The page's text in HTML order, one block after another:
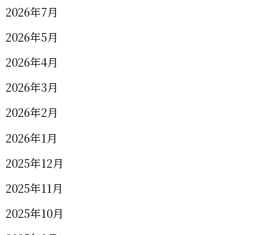
2026年7月
2026年5月
2026年4月
2026年3月
2026年2月
2026年1月
2025年12月
2025年11月
2025年10月